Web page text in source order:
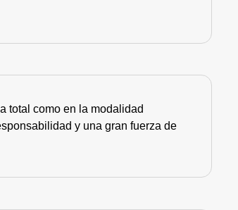
total como en la modalidad
y una gran fuerza de